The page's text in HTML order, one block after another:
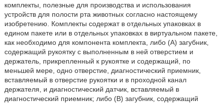
комплекты, полезные для производства и использования
устройств для полости рта животных согласно настоящему
изобретению. Комплекты содержат в отдельных упаковках в
едином пакете или в отдельных упаковках в виртуальном пакете,
как необходимо для компонента комплекта, либо (А) загубник,
содержащий рукоятку с выполненным в ней отверстием и
держатель, прикрепленный к рукоятке и содержащий, по
меньшей мере, одно отверстие, диагностический приемник,
вставляемый в отверстие рукоятки и в проходной канал
держателя, и диагностический датчик, вставляемый в
диагностический приемник; либо (В) загубник, содержащий